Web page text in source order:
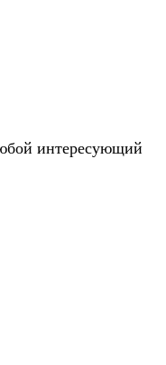
интересующий